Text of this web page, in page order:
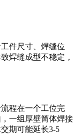
件尺寸、焊缝位
焊缝成型不稳定，
程在一个工位完
一组厚壁筒体焊接
期可能延长3-5